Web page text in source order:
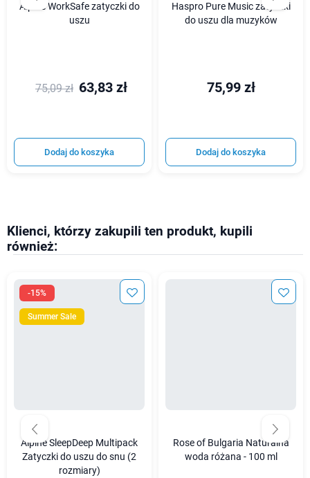
Alpine WorkSafe zatyczki do
uszu
75,09 zł 63,83 zł
Dodaj do koszyka
Haspro Pure Music zatyczki
do uszu dla muzyków
75,99 zł
Dodaj do koszyka
Klienci, którzy zakupili ten produkt, kupili
również:
-15%
Summer Sale
Alpine SleepDeep Multipack
Zatyczki do uszu do snu (2
rozmiary)
Rose of Bulgaria Naturalna
woda różana - 100 ml